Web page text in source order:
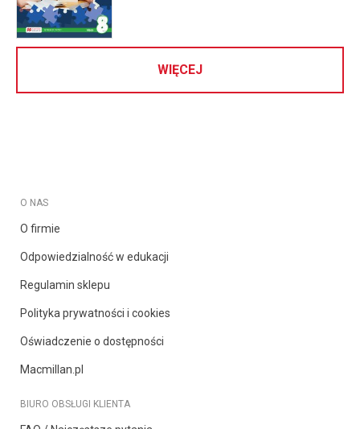
WIĘCEJ
O NAS
O firmie
Odpowiedzialność w edukacji
Regulamin sklepu
Polityka prywatności i cookies
Oświadczenie o dostępności
Macmillan.pl
BIURO OBSŁUGI KLIENTA